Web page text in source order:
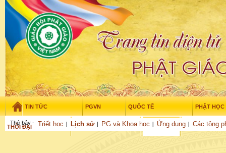
TIN TỨC PGVN QUỐC TẾ PHẬT HỌC
THỜI ĐẠI TUỔI TRẺ NGHIÊN CỨU
Triết học Lịch sử PG và Khoa học Ứng dụng Các tông
VĂN HỌC
Thứ bảy - 8/08/2026 – 11 :17:59